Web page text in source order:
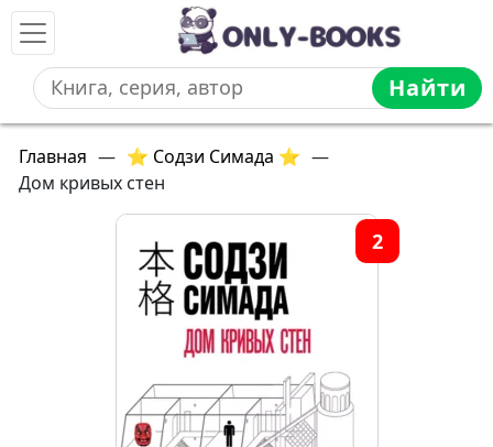
Найти
Главная — ⭐ Содзи Симада ⭐ —
Дом кривых стен
2